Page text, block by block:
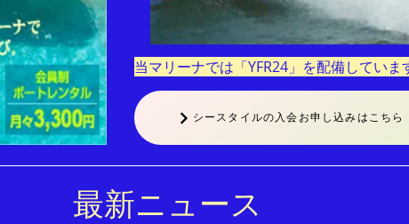
当マリーナでは「YFR24」を配備していま
シースタイルの入会お申し込みはこちら
最新ニュース